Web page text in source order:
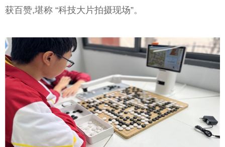
获百赞,堪称 “科技大片拍摄现场”。